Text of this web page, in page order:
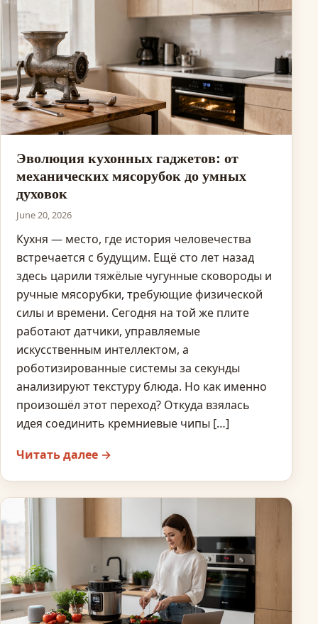
Эволюция кухонных гаджетов: от
механических мясорубок до умных
духовок
June 20, 2026
Кухня — место, где история человечества
встречается с будущим. Ещё сто лет назад
здесь царили тяжёлые чугунные сковороды и
ручные мясорубки, требующие физической
силы и времени. Сегодня на той же плите
работают датчики, управляемые
искусственным интеллектом, а
роботизированные системы за секунды
анализируют текстуру блюда. Но как именно
произошёл этот переход? Откуда взялась
идея соединить кремниевые чипы […]
Читать далее →